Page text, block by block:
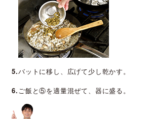
5.バットに移し、広げて少し乾かす。
6. ご飯と⑤を適量混ぜて、器に盛る。